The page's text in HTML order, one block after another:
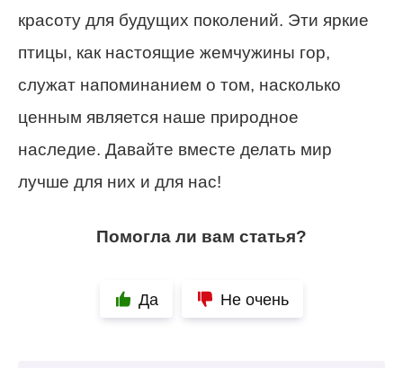
красоту для будущих поколений. Эти яркие
птицы, как настоящие жемчужины гор,
служат напоминанием о том, насколько
ценным является наше природное
наследие. Давайте вместе делать мир
лучше для них и для нас!
Помогла ли вам статья?
Да Не очень